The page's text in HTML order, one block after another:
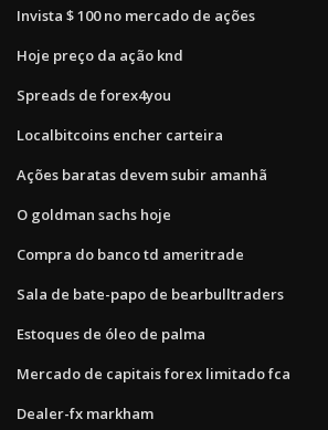
Invista $ 100 no mercado de ações
Hoje preço da ação knd
Spreads de forex4you
Localbitcoins encher carteira
Ações baratas devem subir amanhã
O goldman sachs hoje
Compra do banco td ameritrade
Sala de bate-papo de bearbulltraders
Estoques de óleo de palma
Mercado de capitais forex limitado fca
Dealer-fx markham